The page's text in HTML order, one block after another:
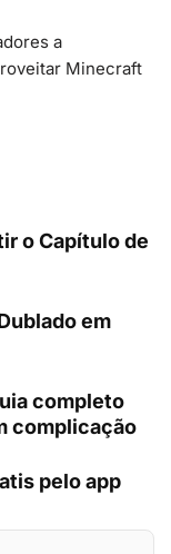
a
Minecraft
o Capítulo de
em
completo
complicação
pelo app